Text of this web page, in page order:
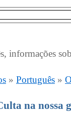
informações
» Português »
na nossa